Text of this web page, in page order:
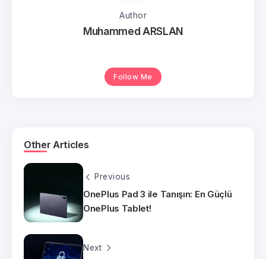
Author
Muhammed ARSLAN
Follow Me
Other Articles
Previous
OnePlus Pad 3 ile Tanışın: En Güçlü
OnePlus Tablet!
Next